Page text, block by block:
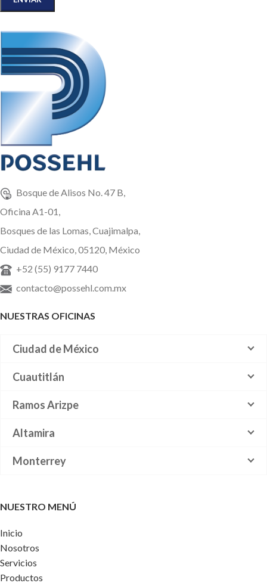
Bosque de Alisos No. 47 B,
Oficina A1-01,
Bosques de las Lomas, Cuajimalpa,
Ciudad de México, 05120, México
+52 (55) 9177 7440
contacto@possehl.com.mx
NUESTRAS OFICINAS
Ciudad de México
Cuautitlán
Ramos Arizpe
Altamira
Monterrey
NUESTRO MENÚ
Inicio
Nosotros
Servicios
Productos